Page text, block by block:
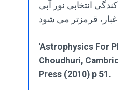
انتخابی نور آبی
'Astrophysics For
Choudhuri,
Press (2010) p 51.